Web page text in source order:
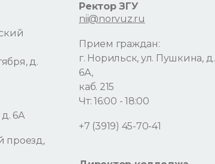
д.
6А
проезд,
Ректор ЗГУ
nii@norvuz.ru
Прием граждан:
г. Норильск, ул. Пушкина, д.
6А,
каб. 215
Чт: 16:00 - 18:00
+7 (3919) 45-70-41